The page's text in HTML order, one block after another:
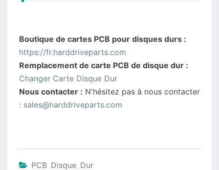
Boutique de cartes PCB pour disques durs :
https://fr.harddriveparts.com
Remplacement de carte PCB de disque dur :
Changer Carte Disque Dur
Nous contacter : N'hésitez pas à nous contacter
: sales@harddriveparts.com
PCB Disque Dur